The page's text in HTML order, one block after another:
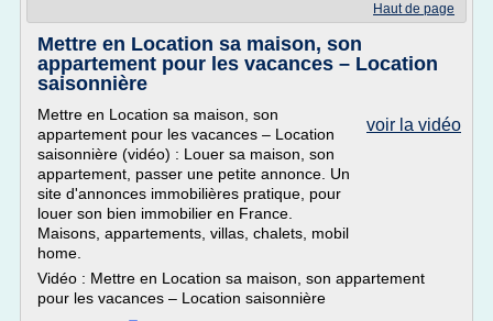
Haut de page
Mettre en Location sa maison, son
appartement pour les vacances – Location
saisonnière
voir la vidéo
Mettre en Location sa maison, son
appartement pour les vacances – Location
saisonnière (vidéo) : Louer sa maison, son
appartement, passer une petite annonce. Un
site d'annonces immobilières pratique, pour
louer son bien immobilier en France.
Maisons, appartements, villas, chalets, mobil
home.
Vidéo : Mettre en Location sa maison, son appartement
pour les vacances – Location saisonnière